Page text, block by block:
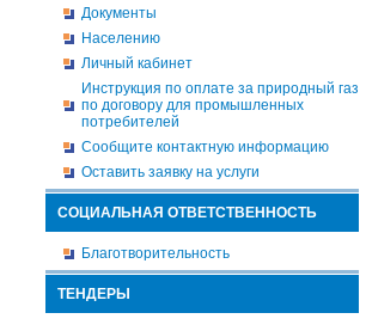
Документы
Населению
Личный кабинет
Инструкция по оплате за природный газ
по договору для промышленных
потребителей
Сообщите контактную информацию
Оставить заявку на услуги
СОЦИАЛЬНАЯ ОТВЕТСТВЕННОСТЬ
Благотворительность
ТЕНДЕРЫ